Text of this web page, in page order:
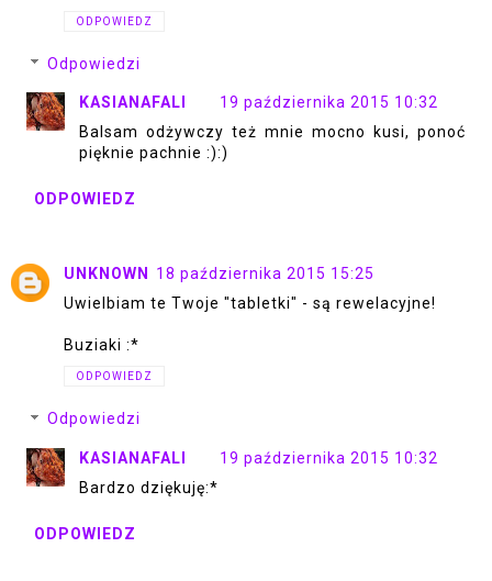
ODPOWIEDZ
Odpowiedzi
KASIANAFALI
19 października 2015 10:32
Balsam odżywczy też mnie mocno kusi, ponoć
pięknie pachnie :):)
ODPOWIEDZ
UNKNOWN
18 października 2015 15:25
Uwielbiam te Twoje "tabletki" - są rewelacyjne!
Buziaki :*
ODPOWIEDZ
Odpowiedzi
KASIANAFALI
19 października 2015 10:32
Bardzo dziękuję:*
ODPOWIEDZ